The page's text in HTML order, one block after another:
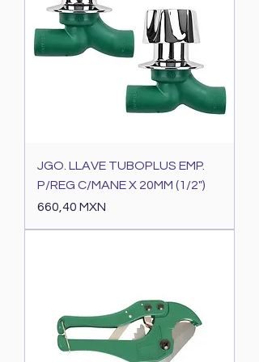
JGO. LLAVE TUBOPLUS EMP.
P/REG C/MANE X 20MM (1/2")
Precio
660,40 MXN